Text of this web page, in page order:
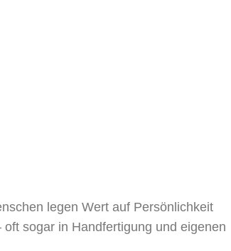
legen Wert auf Persönlichkeit
sogar in Handfertigung und eigenen